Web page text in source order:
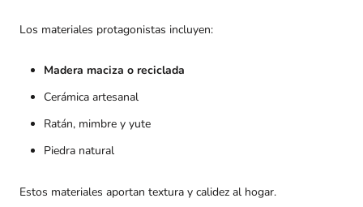
Los materiales protagonistas incluyen:
Madera maciza o reciclada
Cerámica artesanal
Ratán, mimbre y yute
Piedra natural
Estos materiales aportan textura y calidez al hogar.